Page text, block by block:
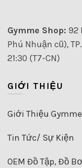
Gymme Shop: 92
Phú Nhuận cũ),
21:30 (T7-CN)
GIỚI THIỆU
Giới Thiệu Gymme
Tin Tức/ Sự Kiện
OEM Đồ Tập, Đồ